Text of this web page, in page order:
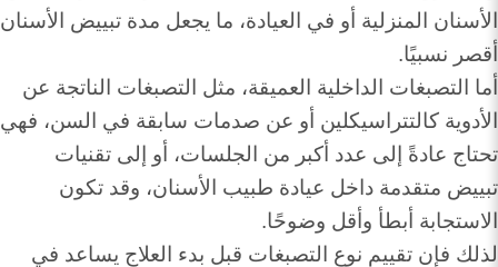
الأسنان المنزلية أو في العيادة، ما يجعل مدة تبييض الأسنان
أقصر نسبيًا.
أما التصبغات الداخلية العميقة، مثل التصبغات الناتجة عن
الأدوية كالتتراسيكلين أو عن صدمات سابقة في السن، فهي
تحتاج عادةً إلى عدد أكبر من الجلسات، أو إلى تقنيات
تبييض متقدمة داخل عيادة طبيب الأسنان، وقد تكون
الاستجابة أبطأ وأقل وضوحًا.
لذلك فإن تقييم نوع التصبغات قبل بدء العلاج يساعد في